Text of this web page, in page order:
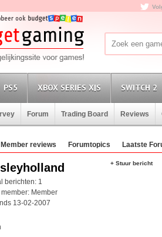
PS5 XBOX SERIES X|S SWITCH 2
Forum Trading Board Reviews
Member reviews Forumtopics Laatste
berichten: 1
Member
13-02-2007
+ Stuur bericht